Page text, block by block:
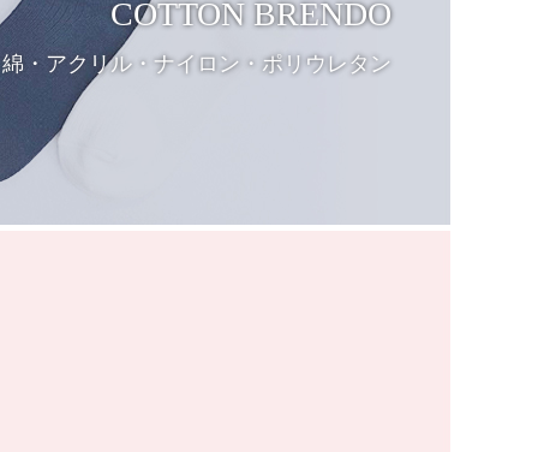
COTTON BRENDO
綿・アクリル・ナイロン・ポリウレタン